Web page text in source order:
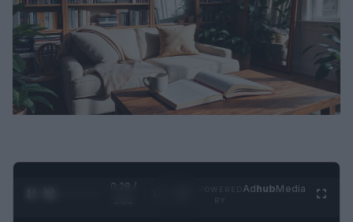
0:29 /
AdhubMedia